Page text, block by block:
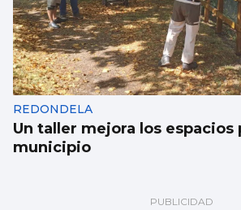
REDONDELA
Un taller mejora los espacios
municipio